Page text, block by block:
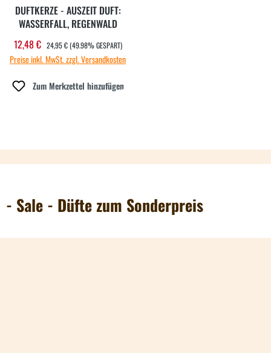
DUFTKERZE - AUSZEIT DUFT:
WASSERFALL, REGENWALD
Verkaufspreis:
12,48 € REGULÄRER PREIS:
24,95 € (49.98% GESPART)
Preise inkl. MwSt. zzgl. Versandkosten
Zum Merkzettel hinzufügen
- Sale - Düfte zum Sonderpreis